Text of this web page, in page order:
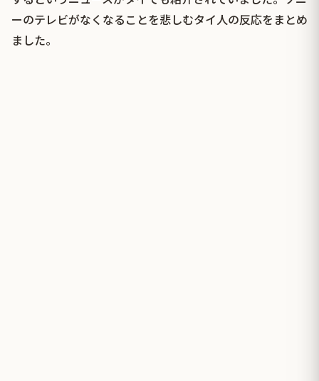
ーのテレビがなくなることを悲しむタイ人の反応をまとめ
ました。